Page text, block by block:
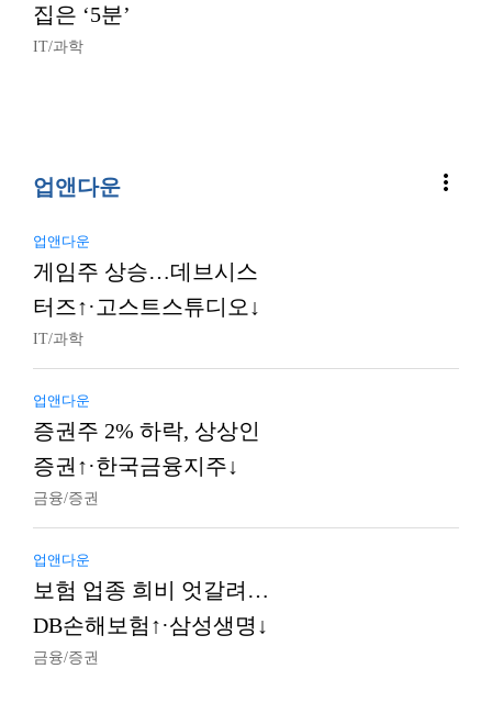
집은 ‘5분’
IT/과학
업앤다운 more_vert
업앤다운
게임주 상승…데브시스
터즈↑·고스트스튜디오↓
IT/과학
업앤다운
증권주 2% 하락, 상상인
증권↑·한국금융지주↓
금융/증권
업앤다운
보험 업종 희비 엇갈려…
DB손해보험↑·삼성생명↓
금융/증권